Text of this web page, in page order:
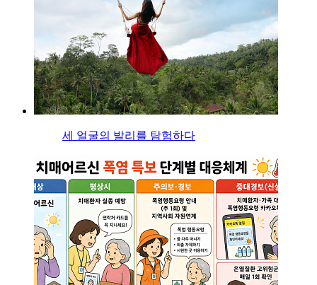
세 얼굴의 발리를 탐험하다